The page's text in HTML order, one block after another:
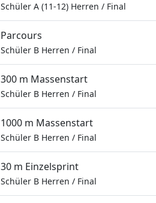
Schüler A (11-12) Herren / Final
Parcours
Schüler B Herren / Final
300 m Massenstart
Schüler B Herren / Final
1000 m Massenstart
Schüler B Herren / Final
30 m Einzelsprint
Schüler B Herren / Final